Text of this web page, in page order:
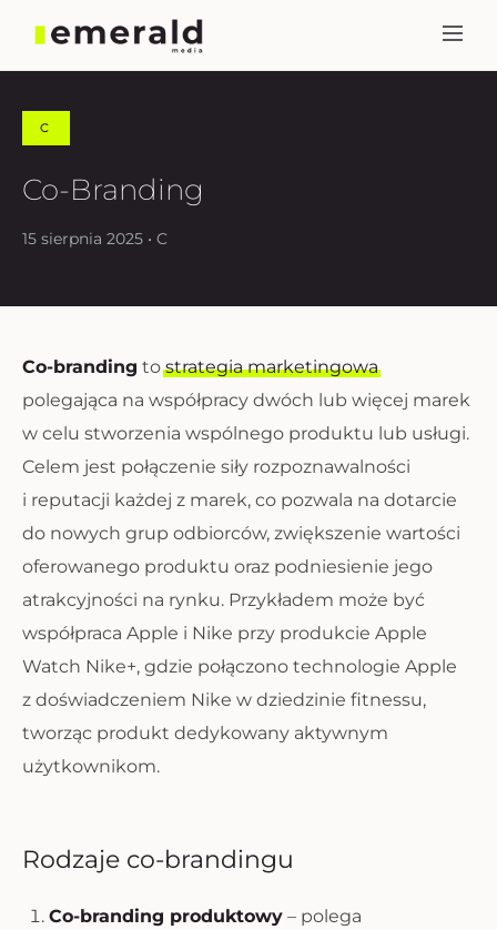
C
Co-Branding
15 sierpnia 2025 • C
Co-branding tostrategia marketingowa
polegająca na współpracy dwóch lub więcej marek
w celu stworzenia wspólnego produktu lub usługi.
Celem jest połączenie siły rozpoznawalności
i reputacji każdej z marek, co pozwala na dotarcie
do nowych grup odbiorców, zwiększenie wartości
oferowanego produktu oraz podniesienie jego
atrakcyjności na rynku. Przykładem może być
współpraca Apple i Nike przy produkcie Apple
Watch Nike+, gdzie połączono technologie Apple
z doświadczeniem Nike w dziedzinie fitnessu,
tworząc produkt dedykowany aktywnym
użytkownikom.
Rodzaje co-brandingu
Co-branding produktowy – polega